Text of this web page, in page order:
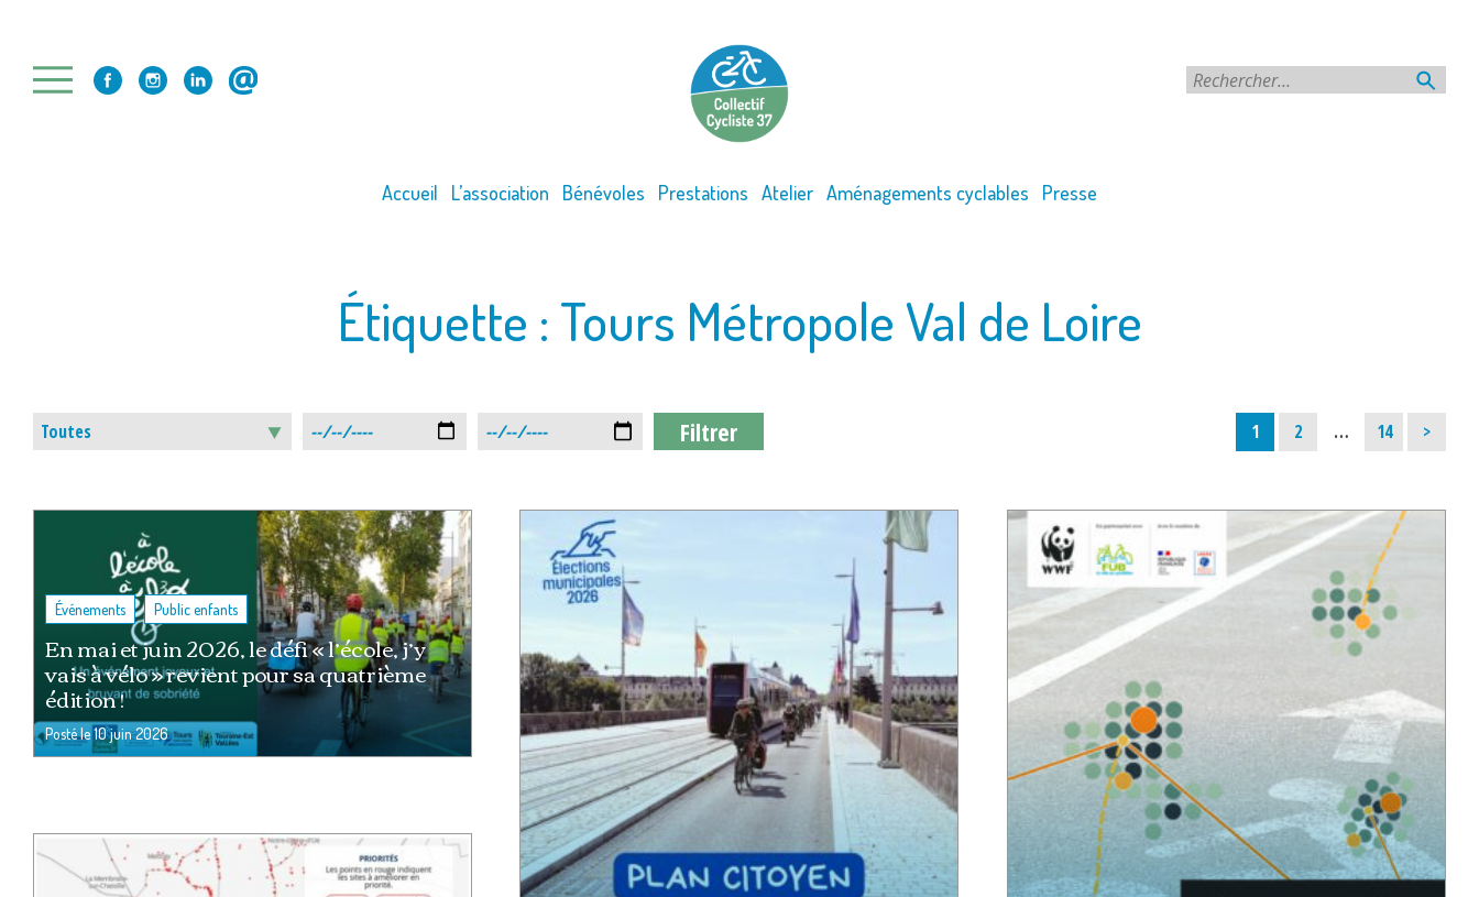
content
Accueil L’association Bénévoles Prestations Atelier Aménagements cyclables Presse
Étiquette : Tours Métropole Val de Loire
Page
1 Page
2 … Page
14 >
Événements , Public enfants
En mai et juin 2026, le défi « l’école, j’y
vais à vélo » revient pour sa quatrième
édition !
Posté le10 juin 2026